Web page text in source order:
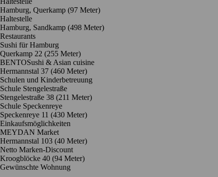
Hamburg, Querkamp (97 Meter)
Haltestelle
Hamburg, Sandkamp (498 Meter)
Restaurants
Sushi für Hamburg
Querkamp 22 (255 Meter)
BENTOSushi & Asian cuisine
Hermannstal 37 (460 Meter)
Schulen und Kinderbetreuung
Schule Stengelestraße
Stengelestraße 38 (211 Meter)
Schule Speckenreye
Speckenreye 11 (430 Meter)
Einkaufsmöglichkeiten
MEYDAN Market
Hermannstal 103 (40 Meter)
Netto Marken-Discount
Kroogblöcke 40 (94 Meter)
Gewünschte Wohnung